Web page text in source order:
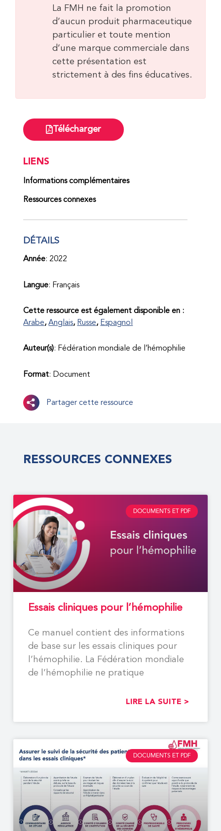
Télécharger
LIENS
Informations complémentaires
Ressources connexes
DÉTAILS
Année: 2022
Langue: Français
Cette ressource est également disponible en :
Arabe Anglais Russe Espagnol
Auteur(s): Fédération mondiale de l’hémophilie
Format: Document
Partager cette ressource
La FMH ne fait la promotion
d’aucun produit pharmaceutique
particulier et toute mention
d’une marque commerciale dans
cette présentation est
strictement à des fins éducatives.
RESSOURCES CONNEXES
DOCUMENTS ET PDF
Essais cliniques pour l’hémophilie
Ce manuel contient des informations
de base sur les essais cliniques pour
l’hémophilie. La Fédération mondiale
de l’hémophilie ne pratique
LIRE LA SUITE >
DOCUMENTS ET PDF